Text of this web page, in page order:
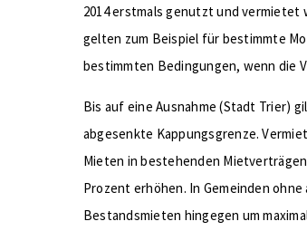
2014 erstmals genutzt und vermietet
gelten zum Beispiel für bestimmte
bestimmten Bedingungen, wenn die
Bis auf eine Ausnahme (Stadt Trier)
abgesenkte Kappungsgrenze.
Mieten in bestehenden
Prozent erhöhen. In Gemeinden
Bestandsmieten hingegen um